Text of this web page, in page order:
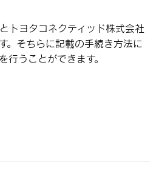
トヨタコネクティッド株式会社
。そちらに記載の手続き方法に
行うことができます。